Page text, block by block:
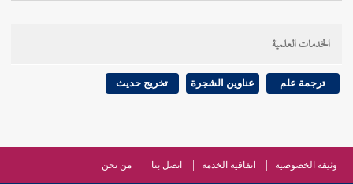
وحده ، والعموم كما ذكرنا يقتضي التقويم ، وتخصيصه بما
[
على اختصاصتصرف المريض بالتبرعات في الثلث
الثاني : العموم يدخل فيه المسلم والكافر ، وللمالكية
تصرف في ذلك فإن كان الشريكان ، والعبد كفارا : لم
الخدمات العلمية
ترجمة علم عناوين الشجرة تخريج حديث
وثيقة الخصوصية اتفاقية الخدمة اتصل بنا من نحن